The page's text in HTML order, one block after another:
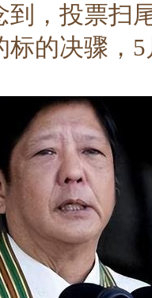
到，投票扫
标的决骤，